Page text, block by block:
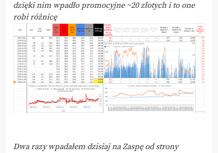
dzięki nim wpadło promocyjne ~20 złotych i to one
robi różnicę
Dwa razy wpadałem dzisiaj na Zaspę od strony